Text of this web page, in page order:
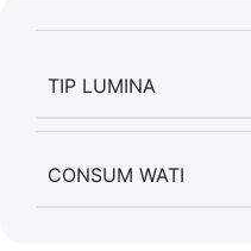
TIP LUMINA
CONSUM WATI